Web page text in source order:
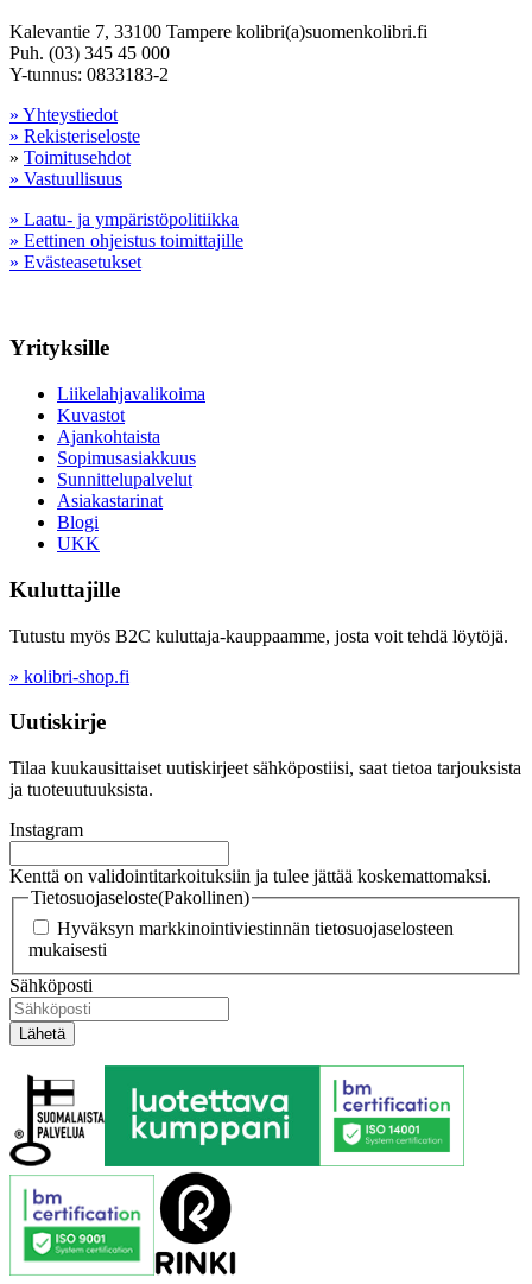
Kalevantie 7, 33100 Tampere kolibri(a)suomenkolibri.fi
Puh. (03) 345 45 000
Y-tunnus: 0833183-2
» Yhteystiedot
» Rekisteriseloste
» Toimitusehdot
» Vastuullisuus
» Laatu- ja ympäristöpolitiikka
» Eettinen ohjeistus toimittajille
» Evästeasetukset
Yrityksille
Liikelahjavalikoima
Kuvastot
Ajankohtaista
Sopimusasiakkuus
Sunnittelupalvelut
Asiakastarinat
Blogi
UKK
Kuluttajille
Tutustu myös B2C kuluttaja-kauppaamme, josta voit tehdä löytöjä.
» kolibri-shop.fi
Uutiskirje
Tilaa kuukausittaiset uutiskirjeet sähköpostiisi, saat tietoa tarjouksista
ja tuoteuutuuksista.
Instagram
Kenttä on validointitarkoituksiin ja tulee jättää koskemattomaksi.
Tietosuojaseloste(Pakollinen)
Hyväksyn markkinointiviestinnän tietosuojaselosteen
mukaisesti
Sähköposti